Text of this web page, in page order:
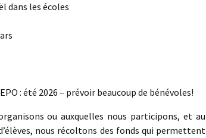
dans les écoles
: été 2026 – prévoir beaucoup de bénévoles!
ou auxquelles nous participons, et au
nous récoltons des fonds qui permettent